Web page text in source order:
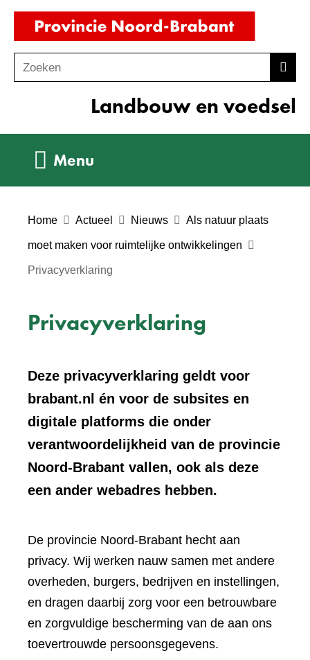
Ga
de
inhoud
o
Zoeken
Landbouw en voedsel
Menu
Home Actueel Nieuws Als natuur plaats
moet maken voor ruimtelijke ontwikkelingen
Privacyverklaring
Privacyverklaring
Deze privacyverklaring geldt voor
brabant.nl én voor de subsites en
digitale platforms die onder
verantwoordelijkheid van de provincie
Noord-Brabant vallen, ook als deze
een ander webadres hebben.
De provincie Noord-Brabant hecht aan
privacy. Wij werken nauw samen met andere
overheden, burgers, bedrijven en instellingen,
en dragen daarbij zorg voor een betrouwbare
en zorgvuldige bescherming van de aan ons
toevertrouwde persoonsgegevens.